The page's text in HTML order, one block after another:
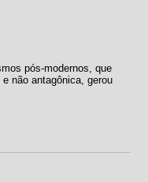
pós-modernos, que
não antagônica, gerou